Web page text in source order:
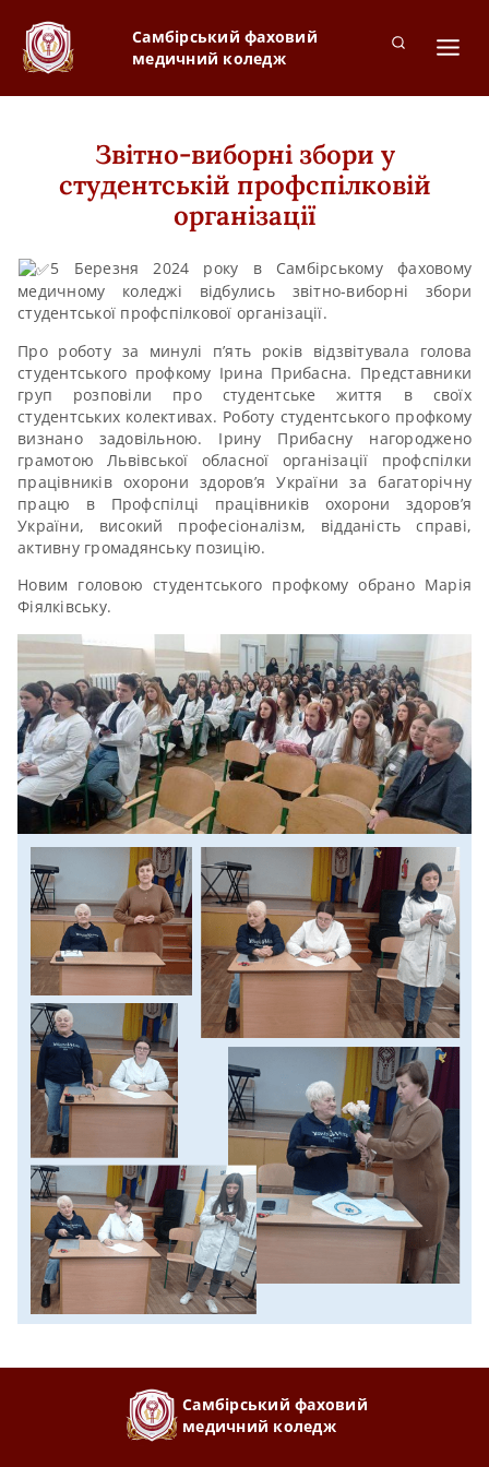
Самбірський фаховий
медичний коледж
Звітно-виборні збори у
студентській профспілковій
організації
5 Березня 2024 року в Самбірському фаховому
медичному коледжі відбулись звітно-виборні збори
студентської профспілкової організації.
Про роботу за минулі п’ять років відзвітувала голова
студентського профкому Ірина Прибасна. Представники
груп розповіли про студентське життя в своїх
студентських колективах. Роботу студентського профкому
визнано задовільною. Ірину Прибасну нагороджено
грамотою Львівської обласної організації профспілки
працівників охорони здоров’я України за багаторічну
працю в Профспілці працівників охорони здоров’я
України, високий професіоналізм, відданість справі,
активну громадянську позицію.
Новим головою студентського профкому обрано Марія
Фіялківську.
Самбірський фаховий
медичний коледж